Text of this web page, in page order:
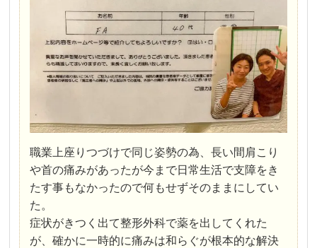
職業上座りつづけで同じ姿勢の為、長い間肩こり
や首の痛みがあったが今まで日常生活で支障をき
たす事もなかったので何もせずそのままにしてい
た。
症状がきつく出て整形外科で薬を出してくれた
が、確かに一時的に痛みは和らぐが根本的な解決